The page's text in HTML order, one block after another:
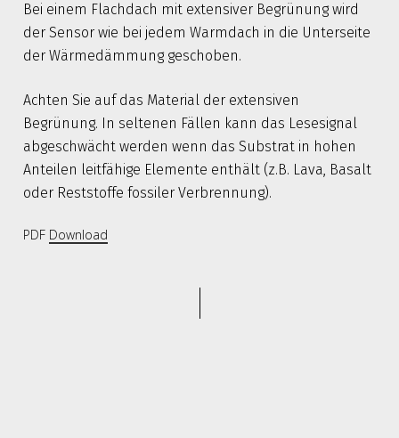
Bei einem Flachdach mit extensiver Begrünung wird
der Sensor wie bei jedem Warmdach in die Unterseite
der Wärmedämmung geschoben.
Achten Sie auf das Material der extensiven
Begrünung. In seltenen Fällen kann das Lesesignal
abgeschwächt werden wenn das Substrat in hohen
Anteilen leitfähige Elemente enthält (z.B. Lava, Basalt
oder Reststoffe fossiler Verbrennung).
PDF Download